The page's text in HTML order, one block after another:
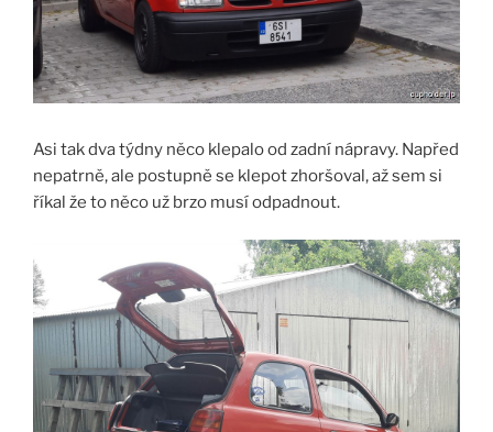
Asi tak dva týdny něco klepalo od zadní nápravy. Napřed
nepatrně, ale postupně se klepot zhoršoval, až sem si
říkal že to něco už brzo musí odpadnout.